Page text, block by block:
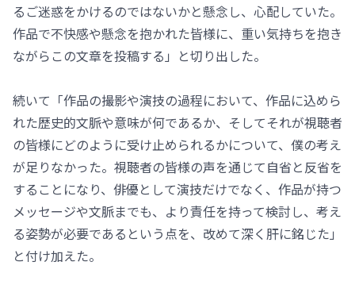
るご迷惑をかけるのではないかと懸念し、心配していた。
作品で不快感や懸念を抱かれた皆様に、重い気持ちを抱き
ながらこの文章を投稿する」と切り出した。
続いて「作品の撮影や演技の過程において、作品に込めら
れた歴史的文脈や意味が何であるか、そしてそれが視聴者
の皆様にどのように受け止められるかについて、僕の考え
が足りなかった。視聴者の皆様の声を通じて自省と反省を
することになり、俳優として演技だけでなく、作品が持つ
メッセージや文脈までも、より責任を持って検討し、考え
る姿勢が必要であるという点を、改めて深く肝に銘じた」
と付け加えた。